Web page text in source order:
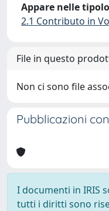
Appare nelle
2.1 Contributo in
File in questo
Non ci sono file
Pubblicazioni
I documenti in IRIS
tutti i diritti sono